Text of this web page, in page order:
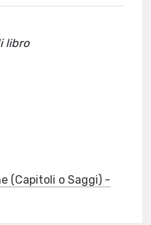
libro
(Capitoli o Saggi) -